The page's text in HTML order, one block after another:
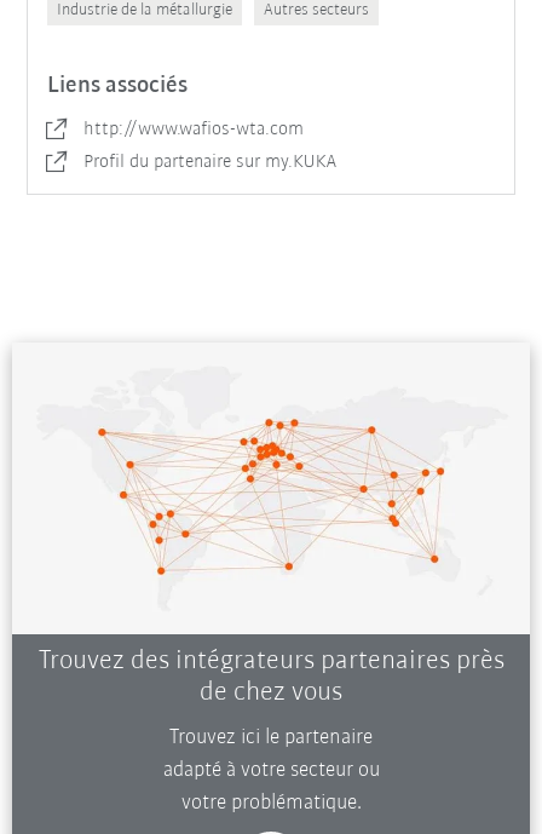
Industrie de la métallurgie Autres secteurs
Liens associés
http://www.wafios-wta.com
Profil du partenaire sur my.KUKA
Trouvez des intégrateurs partenaires près
de chez vous
Trouvez ici le partenaire
adapté à votre secteur ou
votre problématique.